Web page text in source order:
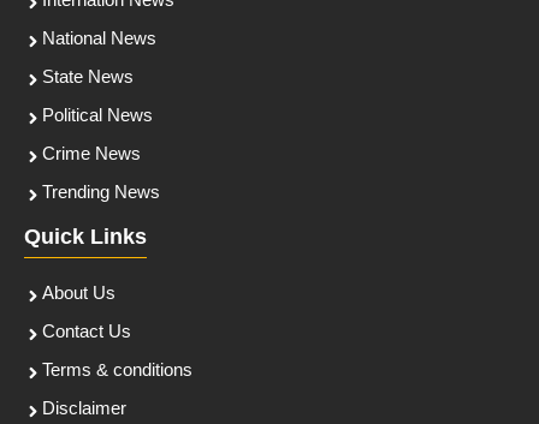
National News
State News
Political News
Crime News
Trending News
Quick Links
About Us
Contact Us
Terms & conditions
Disclaimer